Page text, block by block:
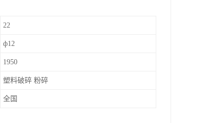
22
ф12
1950
塑料破碎 粉碎
全国